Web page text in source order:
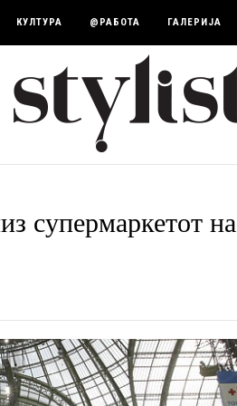
КУЛТУРА @РАБОТА ГАЛЕРИЈА
супермаркетот на